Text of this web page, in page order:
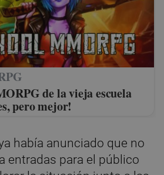
de la vieja escuela
pero mejor!
había anunciado que no
entradas para el público